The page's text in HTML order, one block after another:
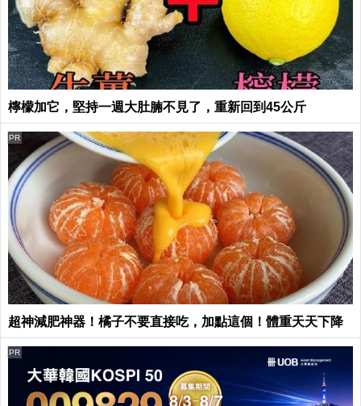
檸檬加它，堅持一週大肚腩不見了，重新回到45公斤
超神減肥神器！橘子不要直接吃，加點這個！體重天天下降
PR
PR